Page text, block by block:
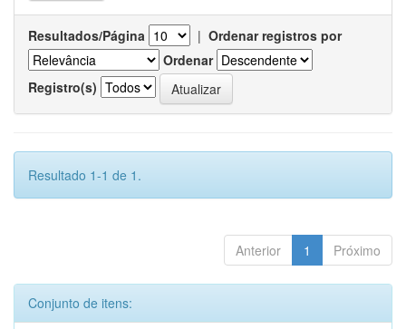
Resultados/Página | Ordenar registros por
Ordenar
Registro(s)
Resultado 1-1 de 1.
Anterior 1 Próximo
Conjunto de itens: